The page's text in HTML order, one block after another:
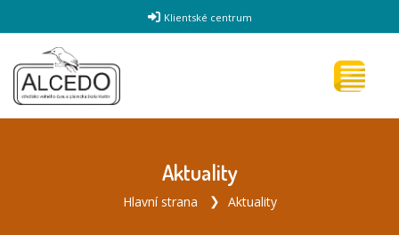
Klientské centrum
Aktuality
Hlavní strana Aktuality